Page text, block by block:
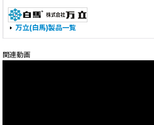
万立(白馬)製品一覧
関連動画